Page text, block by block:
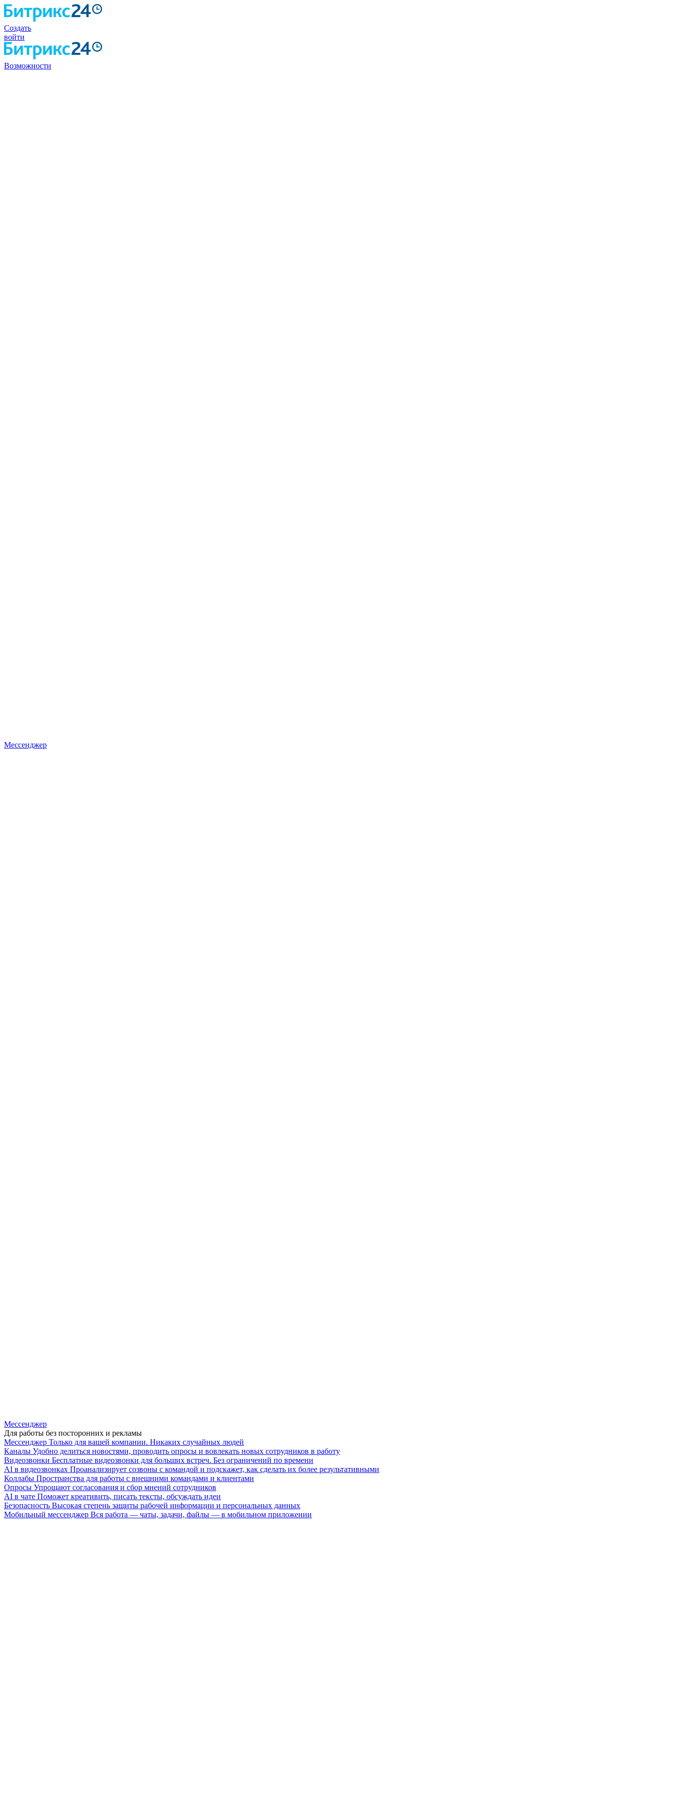
Создать
войти
Возможности
Мессенджер
Мессенджер
Для работы без посторонних и рекламы
Мессенджер Только для вашей компании. Никаких случайных людей
Каналы Удобно делиться новостями, проводить опросы и вовлекать новых сотрудников в работу
Видеозвонки Бесплатные видеозвонки для больших встреч. Без ограничений по времени
AI в видеозвонках Проанализирует созвоны с командой и подскажет, как сделать их более результативными
Коллабы Пространства для работы с внешними командами и клиентами
Опросы Упрощают согласования и сбор мнений сотрудников
AI в чате Поможет креативить, писать тексты, обсуждать идеи
Безопасность Высокая степень защиты рабочей информации и персональных данных
Мобильный мессенджер Вся работа — чаты, задачи, файлы — в мобильном приложении